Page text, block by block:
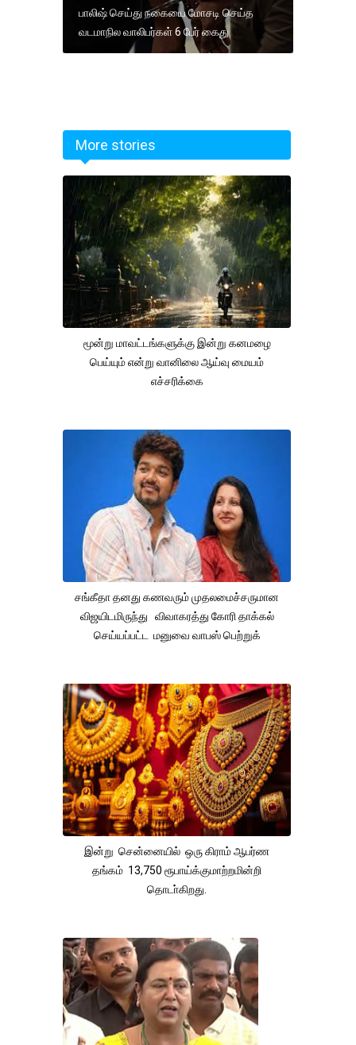
பாலிஷ் செய்து நகையை மோசடி செய்த
வடமாநில வாலிபர்கள் 6 பேர் கைது
More stories
மூன்று மாவட்டங்களுக்கு இன்று கனமழை
பெய்யும் என்று வானிலை ஆய்வு மையம்
எச்சரிக்கை
சங்கீதா தனது கணவரும் முதலமைச்சருமான
விஜயிடமிருந்து விவாகரத்து கோரி தாக்கல்
செய்யப்பட்ட மனுவை வாபஸ் பெற்றுக்
இன்று சென்னையில் ஒரு கிராம் ஆபர்ண
தங்கம் 13,750 ரூபாய்க்குமாற்றமின்றி
தொடா்கிறது.